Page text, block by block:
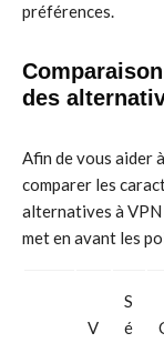
préférences.
des
Afin de vous aider
comparer les
alternatives à
met en avant les
V
S
é